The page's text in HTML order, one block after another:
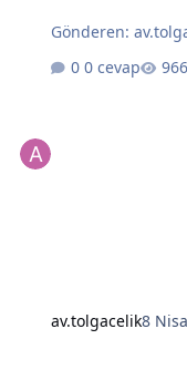
Gönderen:
0 cevap
av.tolgacelik8